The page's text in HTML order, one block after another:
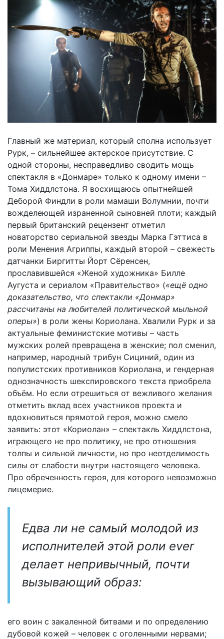
Главный же материал, который сполна использует
Рурк, – сильнейшее актерское присутствие. С
одной стороны, несправедливо сводить мощь
спектакля в «Донмаре» только к одному имени –
Тома Хиддлстона. Я восхищаюсь опытнейшей
Деборой Финдли в роли мамаши Волумнии, почти
вожделеющей израненной сыновней плоти; каждый
первый британский рецензент отметил
новаторство сериальной звезды Марка Гэттиса в
роли Менения Агриппы, каждый второй – свежесть
датчанки Биргитты Йорт Сёренсен,
прославившейся «Женой художника» Билле
Аугуста и сериалом «Правительство» («ещё одно
доказательство, что спектакли «Донмар»
рассчитаны на любителей политической мыльной
оперы») в роли жены Кориолана. Хвалили Рурк и за
актуальные феминистские мотивы – часть
мужских ролей превращена в женские; пол сменил,
например, народный трибун Сициний, один из
популистских противников Кориолана, и гендерная
однозначность шекспировского текста приобрела
объём. Но если отрешиться от вежливого желания
отметить вклад всех участников проекта и
вдохновиться прямотой героя, можно смело
заявить: этот «Кориолан» – спектакль Хиддлстона,
играющего не про политику, не про отношения
толпы и сильной личности, но про неотделимость
силы от слабости внутри настоящего человека.
Про обреченность героя, для которого невозможно
лицемерие.
Едва ли не самый молодой из
исполнителей этой роли ever
делает непривычный, почти
вызывающий образ:
его воин с закаленной битвами и по определению
дубовой кожей – человек с оголенными нервами;